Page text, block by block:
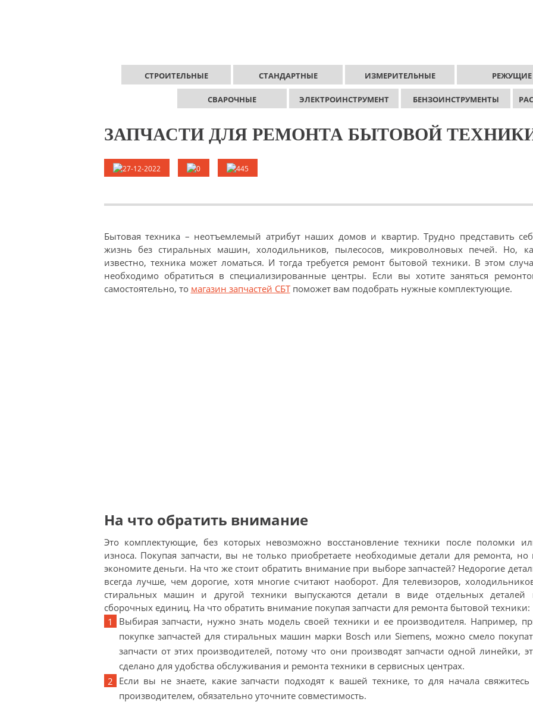
СТРОИТЕЛЬНЫЕ СТАНДАРТНЫЕ ИЗМЕРИТЕЛЬНЫЕ РЕЖУЩИЕ
СВАРОЧНЫЕ ЭЛЕКТРОИНСТРУМЕНТ БЕНЗОИНСТРУМЕНТЫ
ЗАПЧАСТИ ДЛЯ РЕМОНТА БЫТОВОЙ
27-12-2022 0 445
Бытовая техника – неотъемлемый атрибут наших домов и квартир. Трудно представить
жизнь без стиральных машин, холодильников, пылесосов, микроволновых печей. Но,
известно, техника может ломаться. И тогда требуется ремонт бытовой техники. В этом
необходимо обратиться в специализированные центры. Если вы хотите заняться
самостоятельно, то магазин запчастей СБТпоможет вам подобрать нужные комплектующие.
На что обратить внимание
Это комплектующие, без которых невозможно восстановление техники после поломки
износа. Покупая запчасти, вы не только приобретаете необходимые детали для ремонта, но
экономите деньги. На что же стоит обратить внимание при выборе запчастей? Недорогие
всегда лучше, чем дорогие, хотя многие считают наоборот. Для телевизоров,
стиральных машин и другой техники выпускаются детали в виде отдельных деталей
сборочных единиц. На что обратить внимание покупая запчасти для ремонта бытовой техники:
Выбирая запчасти, нужно знать модель своей техники и ее производителя. Например,
покупке запчастей для стиральных машин марки Bosch или Siemens, можно смело
запчасти от этих производителей, потому что они производят запчасти одной линейки,
сделано для удобства обслуживания и ремонта техники в сервисных центрах.
Если вы не знаете, какие запчасти подходят к вашей технике, то для начала свяжитесь
производителем, обязательно уточните совместимость.